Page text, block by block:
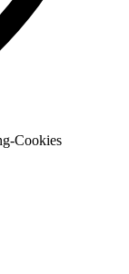
Cookies